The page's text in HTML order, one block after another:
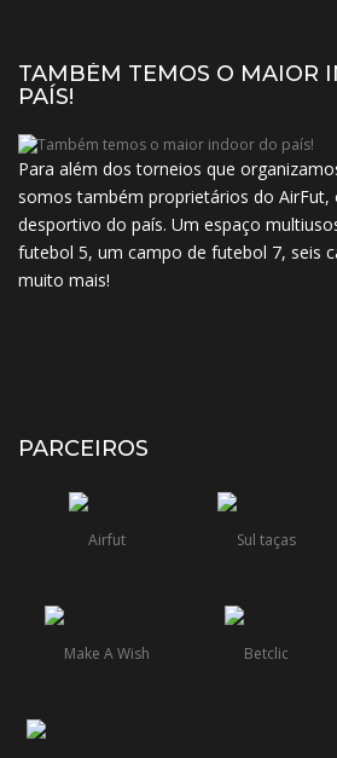
TAMBÉM TEMOS O MAIOR
PAÍS!
Para além dos torneios que
somos também proprietários do
desportivo do país. Um espaço
futebol 5, um campo de futebol 7, seis
muito mais!
PARCEIROS